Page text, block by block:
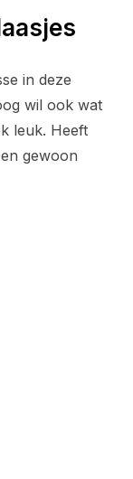
in deze
wil ook wat
leuk. Heeft
gewoon